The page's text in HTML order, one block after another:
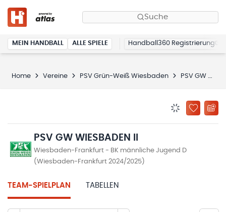
Suche
MEIN HANDBALL ALLE SPIELE Handball360 Registrierung
Home Vereine PSV Grün-Weiß Wiesbaden PSV GW Wiesbaden II
ZU
PSV GW WIESBADEN II
Wiesbaden-Frankfurt - BK männliche Jugend D
(Wiesbaden-Frankfurt 2024/2025)
TEAM-SPIELPLAN TABELLEN